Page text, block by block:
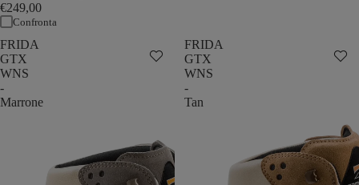
€249,00
Confronta
FRIDA
GTX
WNS
-
Marrone
FRIDA
GTX
WNS
-
Tan